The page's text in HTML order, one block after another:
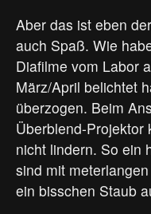
Aber das ist eben
auch Spaß. Wie
Diafilme vom Labor
März/April belichtet
überzogen. Beim
Überblend-Projektor
nicht lindern. So ein
sind mit
ein bisschen Staub